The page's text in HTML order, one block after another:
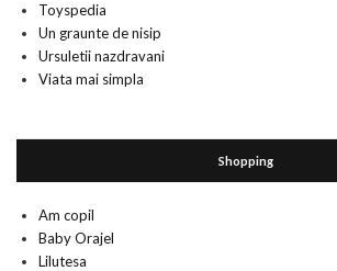
Toyspedia
Un graunte de nisip
Ursuletii nazdravani
Viata mai simpla
Shopping
Am copil
Baby Orajel
Lilutesa